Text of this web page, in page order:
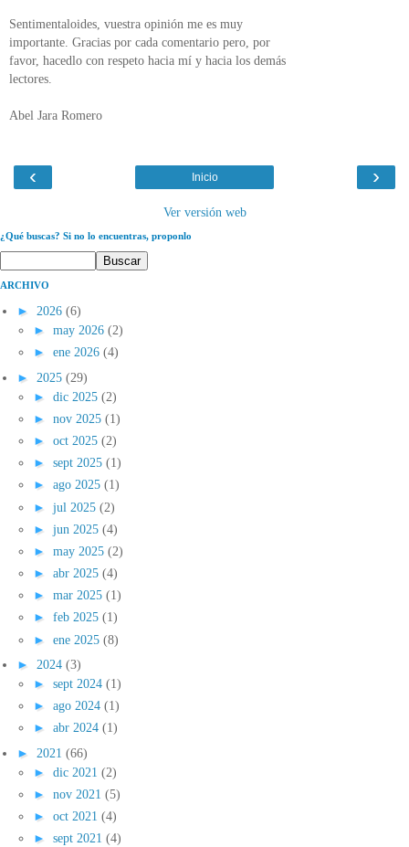
Sentimentaloides, vuestra opinión me es muy
importante. Gracias por cada comentario pero, por
favor, hacedlo con respeto hacia mí y hacia los demás
lectores.
Abel Jara Romero
‹ ›
Inicio
Ver versión web
¿Qué buscas? Si no lo encuentras, proponlo
ARCHIVO
► 2026 (6)
► may 2026 (2)
► ene 2026 (4)
► 2025 (29)
► dic 2025 (2)
► nov 2025 (1)
► oct 2025 (2)
► sept 2025 (1)
► ago 2025 (1)
► jul 2025 (2)
► jun 2025 (4)
► may 2025 (2)
► abr 2025 (4)
► mar 2025 (1)
► feb 2025 (1)
► ene 2025 (8)
► 2024 (3)
► sept 2024 (1)
► ago 2024 (1)
► abr 2024 (1)
► 2021 (66)
► dic 2021 (2)
► nov 2021 (5)
► oct 2021 (4)
► sept 2021 (4)